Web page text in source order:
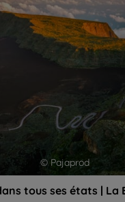
© Pajaprod
tous ses états | La